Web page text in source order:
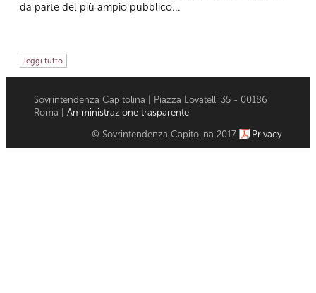
da parte del più ampio pubblico...
leggi tutto
Sovrintendenza Capitolina | Piazza Lovatelli 35 - 00186
Roma | Amministrazione trasparente
© Sovrintendenza Capitolina 2017 Privacy